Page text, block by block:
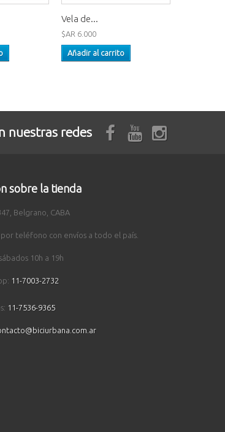
Vela de...
$AR 6.000
Añadir al carrito
nuestras redes
sobre la tienda
Belgrano, CABA
teléfono con envíos a todo el país.
10h a 19h
11-7003-2732
11-7536-9365